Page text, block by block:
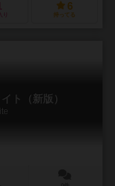
り
6
持ってる
ト（新版）